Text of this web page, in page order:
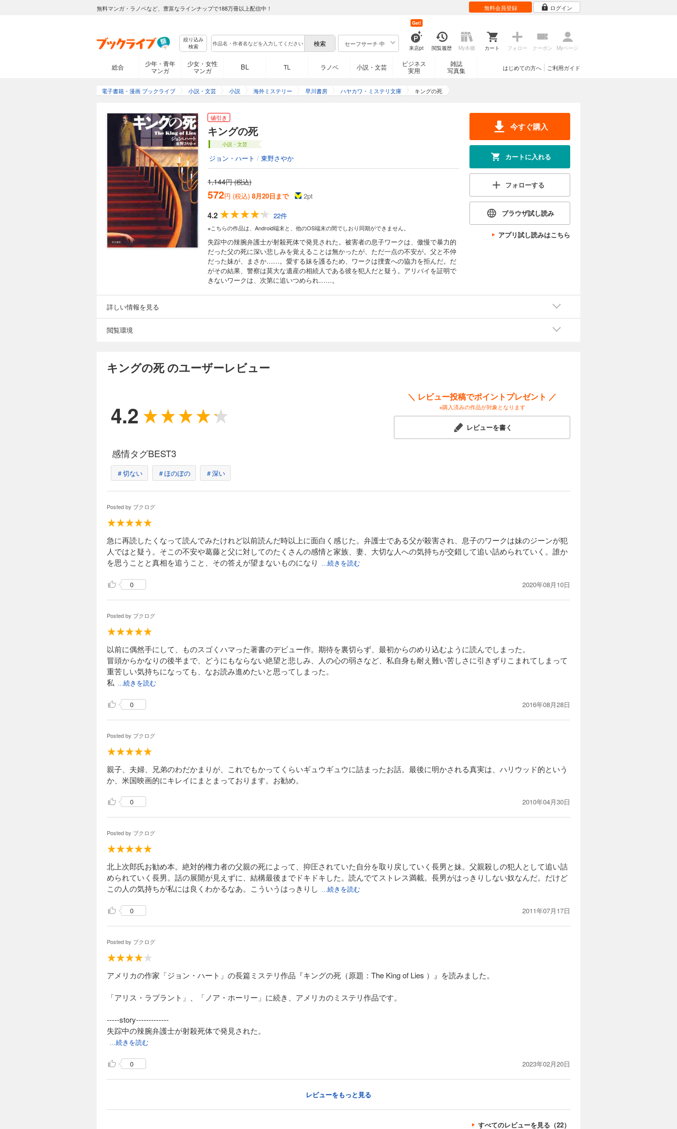
無料マンガ・ラノベなど、豊富なラインナップで188万冊以上配信中！ 無料会員登録 ログイン
絞り込み
検索
セーフサーチ 中
来店pt
Get!
閲覧履歴 My本棚 カート フォロー クーポン Myページ
総合
少年・青年
マンガ
少女・女性
マンガ
BL TL ラノベ 小説・文芸
ビジネス
実用
雑誌
写真集
ご利用ガイド
はじめての方へ
電子書籍・漫画 ブックライブ 小説・文芸 小説 海外ミステリー 早川書房 ハヤカワ・ミステリ文庫 キングの死
値引き
キングの死
小説・文芸
ジョン・ハート / 東野さやか
1,144円 (税込)
572円 (税込) 8月20日まで 2pt
4.2 22件
※こちらの作品は、Android端末と、他のOS端末の間でしおり同期ができません。
失踪中の辣腕弁護士が射殺死体で発見された。被害者の息子ワークは、傲慢で暴力的
だった父の死に深い悲しみを覚えることは無かったが、ただ一点の不安が。父と不仲
だった妹が、まさか……。愛する妹を護るため、ワークは捜査への協力を拒んだ。だ
がその結果、警察は莫大な遺産の相続人である彼を犯人だと疑う。アリバイを証明で
きないワークは、次第に追いつめられ……。
今すぐ購入
カートに入れる
フォローする
ブラウザ試し読み
アプリ試し読みはこちら
詳しい情報を見る
閲覧環境
キングの死 のユーザーレビュー
4.2
＼ レビュー投稿でポイントプレゼント ／
※購入済みの作品が対象となります
レビューを書く
感情タグBEST3
＃切ない ＃ほのぼの ＃深い
Posted by ブクログ
急に再読したくなって読んでみたけれど以前読んだ時以上に面白く感じた。弁護士である父が殺害され、息子のワークは妹のジーンが犯
人ではと疑う。そこの不安や葛藤と父に対してのたくさんの感情と家族、妻、大切な人への気持ちが交錯して追い詰められていく。誰か
を思うことと真相を追うこと、その答えが望まないものになり
...続きを読む
0 2020年08月10日
Posted by ブクログ
以前に偶然手にして、ものスゴくハマった著書のデビュー作。期待を裏切らず、最初からのめり込むように読んでしまった。
冒頭からかなりの後半まで、どうにもならない絶望と悲しみ、人の心の弱さなど、私自身も耐え難い苦しさに引きずりこまれてしまって
重苦しい気持ちになっても、なお読み進めたいと思ってしまった。
私 ...続きを読む
0 2016年08月28日
Posted by ブクログ
親子、夫婦、兄弟のわだかまりが、これでもかってくらいギュウギュウに詰まったお話。最後に明かされる真実は、ハリウッド的という
か、米国映画的にキレイにまとまっております。お勧め。
0 2010年04月30日
Posted by ブクログ
北上次郎氏お勧め本。絶対的権力者の父親の死によって、抑圧されていた自分を取り戻していく長男と妹。父親殺しの犯人として追い詰
められていく長男。話の展開が見えずに、結構最後までドキドキした。読んでてストレス満載。長男がはっきりしない奴なんだ。だけど
この人の気持ちが私には良くわかるなあ。こういうはっきりし ...続きを読む
0 2011年07月17日
Posted by ブクログ
アメリカの作家「ジョン・ハート」の長篇ミステリ作品『キングの死（原題：The King of Lies ）』を読みました。
「アリス・ラプラント」、「ノア・ホーリー」に続き、アメリカのミステリ作品です。
-----story-------------
失踪中の辣腕弁護士が射殺死体で発見された。
...続きを読む
0 2023年02月20日
レビューをもっと見る
すべてのレビューを見る（22）